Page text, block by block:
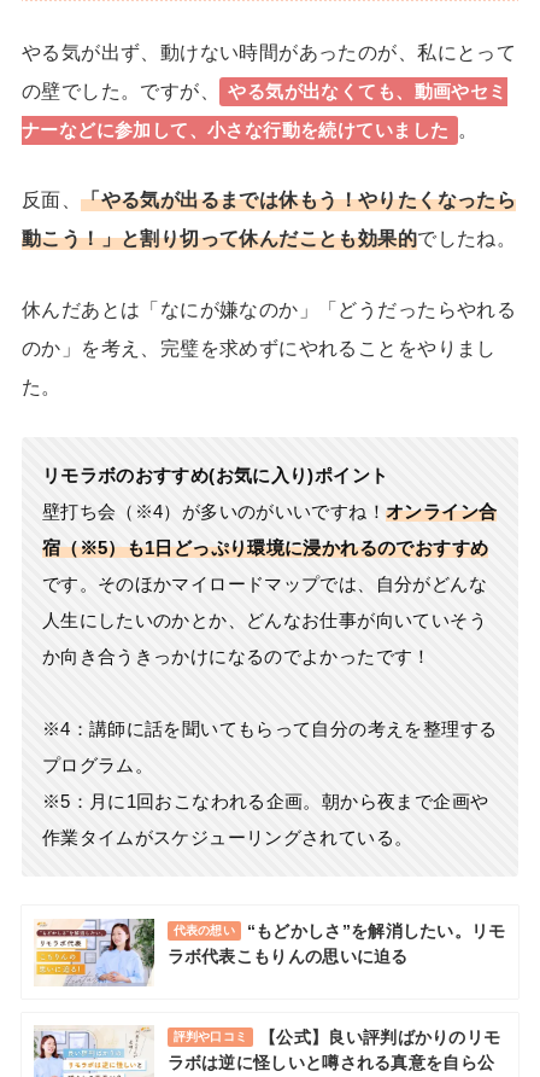
やる気が出ず、動けない時間があったのが、私にとって
の壁でした。ですが、
やる気が出なくても、動画やセミ
ナーなどに参加して、小さな行動を続けていました
。
反面、「やる気が出るまでは休もう！やりたくなったら
動こう！」と割り切って休んだことも効果的でしたね。
休んだあとは「なにが嫌なのか」「どうだったらやれる
のか」を考え、完璧を求めずにやれることをやりまし
た。
リモラボのおすすめ(お気に入り)ポイント
壁打ち会（※4）が多いのがいいですね！オンライン合
宿（※5）も1日どっぷり環境に浸かれるのでおすすめ
です。そのほかマイロードマップでは、自分がどんな
人生にしたいのかとか、どんなお仕事が向いていそう
か向き合うきっかけになるのでよかったです！
※4：講師に話を聞いてもらって自分の考えを整理する
プログラム。
※5：月に1回おこなわれる企画。朝から夜まで企画や
作業タイムがスケジューリングされている。
代表の想い
“もどかしさ”を解消したい。リモ
ラボ代表こもりんの思いに迫る
評判や口コミ
【公式】良い評判ばかりのリモ
ラボは逆に怪しいと噂される真意を自ら公